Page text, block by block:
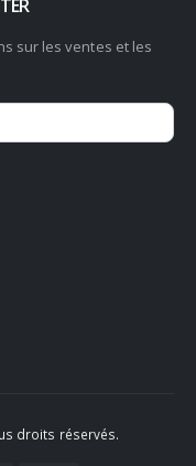
sur les ventes et les
droits réservés.